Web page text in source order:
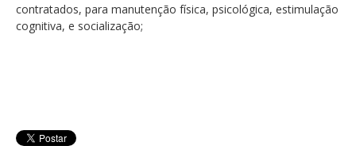
contratados, para manutenção física, psicológica, estimulação
cognitiva, e socialização;